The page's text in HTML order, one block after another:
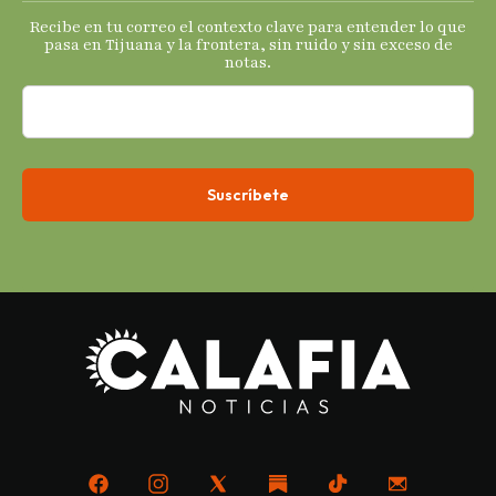
s
económicos.
Recibe en tu correo el contexto clave para entender lo que
pasa en Tijuana y la frontera, sin ruido y sin exceso de
notas.